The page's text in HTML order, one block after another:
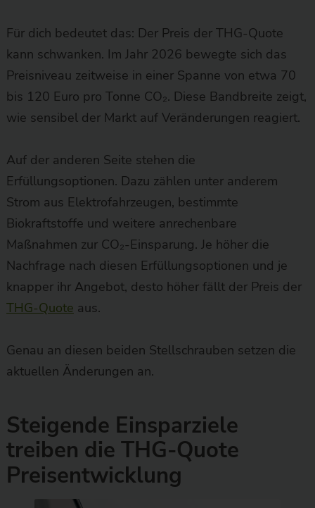
Für dich bedeutet das: Der Preis der THG-Quote
kann schwanken. Im Jahr 2026 bewegte sich das
Preisniveau zeitweise in einer Spanne von etwa 70
bis 120 Euro pro Tonne CO₂. Diese Bandbreite zeigt,
wie sensibel der Markt auf Veränderungen reagiert.
Auf der anderen Seite stehen die
Erfüllungsoptionen. Dazu zählen unter anderem
Strom aus Elektrofahrzeugen, bestimmte
Biokraftstoffe und weitere anrechenbare
Maßnahmen zur CO₂-Einsparung. Je höher die
Nachfrage nach diesen Erfüllungsoptionen und je
knapper ihr Angebot, desto höher fällt der Preis der
THG-Quote aus.
Genau an diesen beiden Stellschrauben setzen die
aktuellen Änderungen an.
Steigende Einsparziele
treiben die THG-Quote
Preisentwicklung